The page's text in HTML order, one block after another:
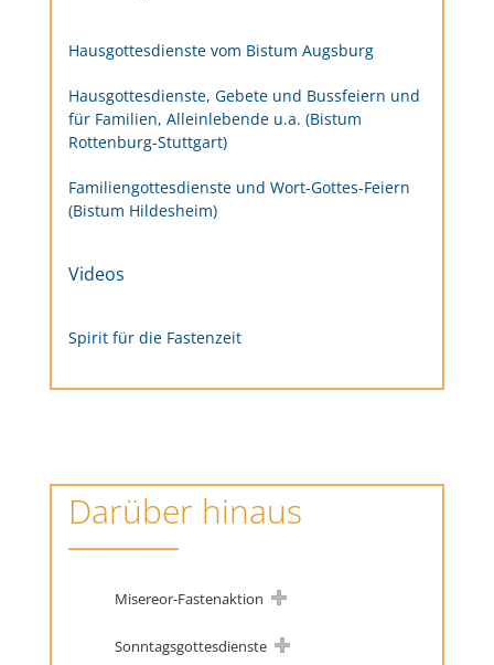
Hausgottesdienste vom Bistum Augsburg
Hausgottesdienste, Gebete und Bussfeiern und
für Familien, Alleinlebende u.a. (Bistum
Rottenburg-Stuttgart)
Familiengottesdienste und Wort-Gottes-Feiern
(Bistum Hildesheim)
Videos
Spirit für die Fastenzeit
Darüber hinaus
Misereor-Fastenaktion
Sonntagsgottesdienste